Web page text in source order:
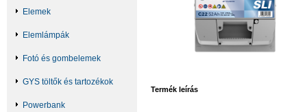
Elemek
Elemlámpák
Fotó és gombelemek
GYS töltők és tartozékok
Powerbank
Termék leírás